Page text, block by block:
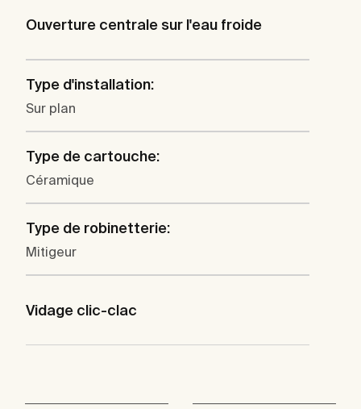
Ouverture centrale sur l'eau froide
Type d'installation:
Sur plan
Type de cartouche:
Céramique
Type de robinetterie:
Mitigeur
Vidage clic-clac